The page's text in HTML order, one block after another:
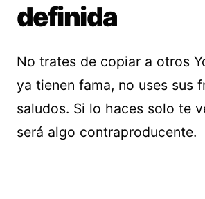
definida
No trates de copiar a otros
ya tienen fama, no uses sus
saludos. Si lo haces solo te
será algo contraproducente.